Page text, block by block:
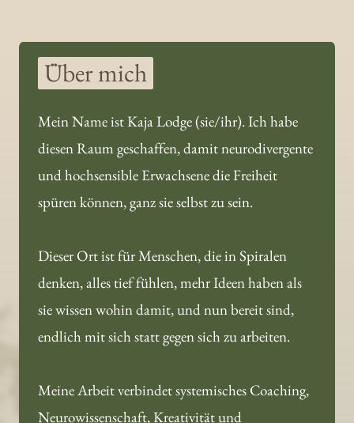
Über mich
Mein Name ist Kaja Lodge (sie/ihr). Ich habe
diesen Raum geschaffen, damit neurodivergente
und hochsensible Erwachsene die Freiheit
spüren können, ganz sie selbst zu sein.
Dieser Ort ist für Menschen, die in Spiralen
denken, alles tief fühlen, mehr Ideen haben als
sie wissen wohin damit, und nun bereit sind,
endlich mit sich statt gegen sich zu arbeiten.
Meine Arbeit verbindet systemisches Coaching,
Neurowissenschaft, Kreativität und